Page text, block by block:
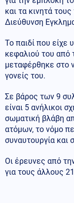
και τα κινητά
Διεύθυνση
Το παιδί που είχε
κεφαλιού του
μεταφέρθηκε στο
γονείς του.
Σε βάρος των 9
είναι 5 ανήλικοι
σωματική βλάβη
ατόμων, το νόμο
συναυτουργία και
Οι έρευνες από
για τους άλλους